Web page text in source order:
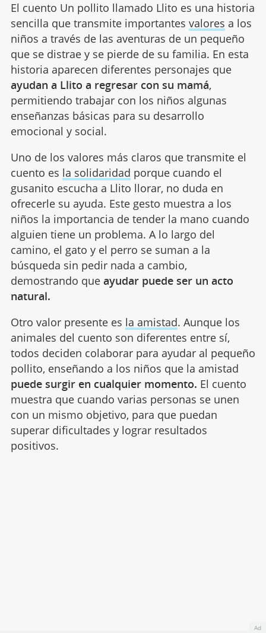
El cuento Un pollito llamado Llito es una historia
sencilla que transmite importantes valores a los
niños a través de las aventuras de un pequeño
que se distrae y se pierde de su familia. En esta
historia aparecen diferentes personajes que
ayudan a Llito a regresar con su mamá,
permitiendo trabajar con los niños algunas
enseñanzas básicas para su desarrollo
emocional y social.
Uno de los valores más claros que transmite el
cuento es la solidaridad porque cuando el
gusanito escucha a Llito llorar, no duda en
ofrecerle su ayuda. Este gesto muestra a los
niños la importancia de tender la mano cuando
alguien tiene un problema. A lo largo del
camino, el gato y el perro se suman a la
búsqueda sin pedir nada a cambio,
demostrando que ayudar puede ser un acto
natural.
Otro valor presente es la amistad. Aunque los
animales del cuento son diferentes entre sí,
todos deciden colaborar para ayudar al pequeño
pollito, enseñando a los niños que la amistad
puede surgir en cualquier momento. El cuento
muestra que cuando varias personas se unen
con un mismo objetivo, para que puedan
superar dificultades y lograr resultados
positivos.
Ad